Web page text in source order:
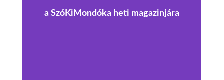
a SzóKiMondóka heti magazinjára